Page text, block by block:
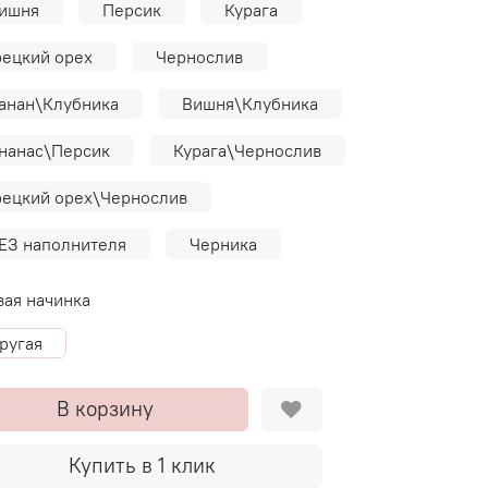
В корзину
Купить в 1 клик
Персик Курага
орех Чернослив
Вишня\Клубника
Курага\Чернослив
орех\Чернослив
наполнителя Черника
начинка